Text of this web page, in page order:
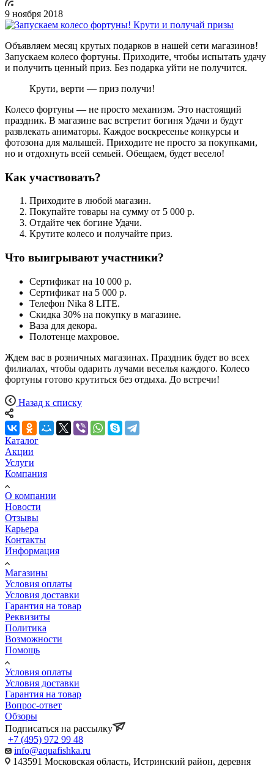
9 ноября 2018
Объявляем месяц крутых подарков в нашей сети магазинов!
Запускаем колесо фортуны. Приходите, чтобы испытать удачу
и получить ценный приз. Без подарка уйти не получится.
Крути, верти — приз получи!
Колесо фортуны — не просто механизм. Это настоящий
праздник. В магазине вас встретит богиня Удачи и будут
развлекать аниматоры. Каждое воскресенье конкурсы и
фотозона для малышей. Приходите не просто за покупками,
но и отдохнуть всей семьей. Обещаем, будет весело!
Как участвовать?
Приходите в любой магазин.
Покупайте товары на сумму от 5 000 р.
Отдайте чек богине Удачи.
Крутите колесо и получайте приз.
Что выигрывают участники?
Сертификат на 10 000 р.
Сертификат на 5 000 р.
Телефон Nika 8 LITE.
Скидка 30% на покупку в магазине.
Ваза для декора.
Полотенце махровое.
Ждем вас в розничных магазинах. Праздник будет во всех
филиалах, чтобы одарить лучами веселья каждого. Колесо
фортуны готово крутиться без отдыха. До встречи!
Назад к списку
Каталог
Акции
Услуги
Компания
О компании
Новости
Отзывы
Карьера
Контакты
Информация
Магазины
Условия оплаты
Условия доставки
Гарантия на товар
Реквизиты
Политика
Возможности
Помощь
Условия оплаты
Условия доставки
Гарантия на товар
Вопрос-ответ
Обзоры
Подписаться на рассылку
+7 (495) 972 99 48
info@aquafishka.ru
143591 Московская область, Истринский район, деревня